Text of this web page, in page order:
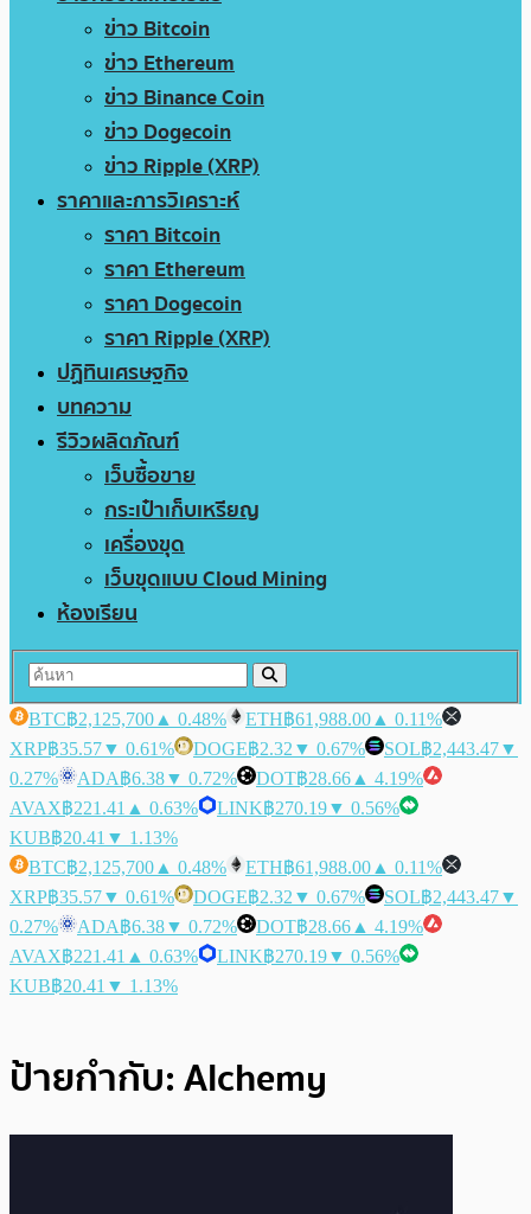
ข่าว Bitcoin
ข่าว Ethereum
ข่าว Binance Coin
ข่าว Dogecoin
ข่าว Ripple (XRP)
ราคาและการวิเคราะห์
ราคา Bitcoin
ราคา Ethereum
ราคา Dogecoin
ราคา Ripple (XRP)
ปฏิทินเศรษฐกิจ
บทความ
รีวิวผลิตภัณฑ์
เว็บซื้อขาย
กระเป๋าเก็บเหรียญ
เครื่องขุด
เว็บขุดแบบ Cloud Mining
ห้องเรียน
BTC฿2,125,700 ▲ 0.48% ETH฿61,988.00 ▲ 0.11%
XRP฿35.57▼ 0.61% DOGE฿2.32 ▼ 0.67% SOL฿2,443.47▼
0.27%
ADA฿6.38▼ 0.72% DOT฿28.66 ▲ 4.19%
AVAX฿221.41 ▲ 0.63% LINK฿270.19▼ 0.56%
KUB฿20.41 ▼ 1.13%
BTC฿2,125,700 ▲ 0.48% ETH฿61,988.00 ▲ 0.11%
XRP฿35.57▼ 0.61% DOGE฿2.32 ▼ 0.67% SOL฿2,443.47▼
0.27%
ADA฿6.38▼ 0.72% DOT฿28.66 ▲ 4.19%
AVAX฿221.41 ▲ 0.63% LINK฿270.19▼ 0.56%
KUB฿20.41 ▼ 1.13%
ป้ายกำกับ:Alchemy